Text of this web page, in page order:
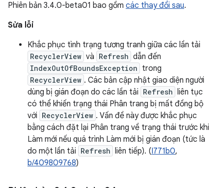
Phiên bản 3.4.0-beta01 bao gồm các thay đổi sau.
Sửa lỗi
Khắc phục tình trạng tương tranh giữa các lần tải
RecyclerView và Refresh dẫn đến
IndexOutOfBoundsException trong
RecyclerView . Các bản cập nhật giao diện người
dùng bị gián đoạn do các lần tải Refresh liên tục
có thể khiến trạng thái Phân trang bị mất đồng bộ
với RecyclerView . Vấn đề này được khắc phục
bằng cách đặt lại Phân trang về trạng thái trước khi
Làm mới nếu quá trình Làm mới bị gián đoạn (tức là
do một lần tải Refresh liên tiếp). (I771b0,
b/409809768)